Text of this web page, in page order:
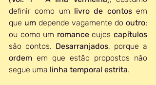
definir como um livro de contos em
que um depende vagamente do outro;
ou como um romance cujos
são contos. Desarranjados,
ordem em que estão propostos não
segue uma linha temporal estrita.